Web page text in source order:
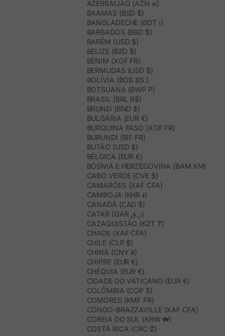
AZERBAIJÃO (AZN ₼)
BAAMAS (BSD $)
BANGLADECHE (BDT ৳)
BARBADOS (BBD $)
BARÉM (USD $)
BELIZE (BZD $)
BENIM (XOF FR)
BERMUDAS (USD $)
BOLÍVIA (BOB BS.)
BOTSUANA (BWP P)
BRASIL (BRL R$)
BRUNEI (BND $)
BULGÁRIA (EUR €)
BURQUINA FASO (XOF FR)
BURUNDI (BIF FR)
BUTÃO (USD $)
BÉLGICA (EUR €)
BÓSNIA E HERZEGOVINA (BAM КМ)
CABO VERDE (CVE $)
CAMARÕES (XAF CFA)
CAMBOJA (KHR ៛)
CANADÁ (CAD $)
CATAR (QAR ر.ق)
CAZAQUISTÃO (KZT ₸)
CHADE (XAF CFA)
CHILE (CLP $)
CHINA (CNY ¥)
CHIPRE (EUR €)
CHÉQUIA (EUR €)
CIDADE DO VATICANO (EUR €)
COLÔMBIA (COP $)
COMORES (KMF FR)
CONGO-BRAZZAVILLE (XAF CFA)
COREIA DO SUL (KRW ₩)
COSTA RICA (CRC ₡)